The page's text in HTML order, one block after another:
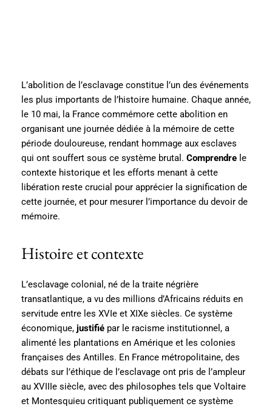
L’abolition de l’esclavage constitue l’un des événements
les plus importants de l’histoire humaine. Chaque année,
le 10 mai, la France commémore cette abolition en
organisant une journée dédiée à la mémoire de cette
période douloureuse, rendant hommage aux esclaves
qui ont souffert sous ce système brutal. Comprendre le
contexte historique et les efforts menant à cette
libération reste crucial pour apprécier la signification de
cette journée, et pour mesurer l’importance du devoir de
mémoire.
Histoire et contexte
L’esclavage colonial, né de la traite négrière
transatlantique, a vu des millions d’Africains réduits en
servitude entre les XVIe et XIXe siècles. Ce système
économique, justifié par le racisme institutionnel, a
alimenté les plantations en Amérique et les colonies
françaises des Antilles. En France métropolitaine, des
débats sur l’éthique de l’esclavage ont pris de l’ampleur
au XVIIIe siècle, avec des philosophes tels que Voltaire
et Montesquieu critiquant publiquement ce système